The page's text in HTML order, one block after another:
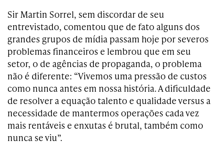
Sir Martin Sorrel, sem discordar de seu
entrevistado, comentou que de fato alguns dos
grandes grupos de mídia passam hoje por severos
problemas financeiros e lembrou que em seu
setor, o de agências de propaganda, o problema
não é diferente: “Vivemos uma pressão de custos
como nunca antes em nossa história. A dificuldade
de resolver a equação talento e qualidade versus a
necessidade de mantermos operações cada vez
mais rentáveis e enxutas é brutal, também como
nunca se viu”.